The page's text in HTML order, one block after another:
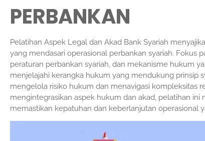
PERBANKAN
Pelatihan Aspek Legal dan Akad Bank Syariah
yang mendasari operasional perbankan syariah. Fokus
peraturan perbankan syariah, dan mekanisme hukum
menjelajahi kerangka hukum yang mendukung prinsip
mengelola risiko hukum dan menavigasi kompleksitas
mengintegrasikan aspek hukum dan akad, pelatihan
memastikan kepatuhan dan keberlanjutan operasional